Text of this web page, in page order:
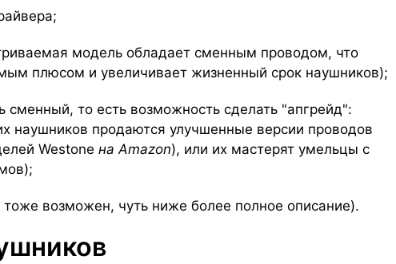
модель обладает сменным проводом, что
плюсом и увеличивает жизненный срок наушников);
сменный, то есть возможность сделать "апгрейд":
наушников продаются улучшенные версии проводов
Westone на Amazon), или их мастерят умельцы с
возможен, чуть ниже более полное описание).